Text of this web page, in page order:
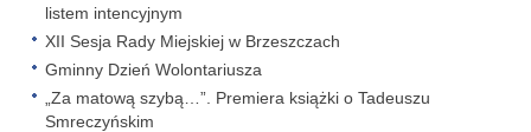
listem intencyjnym
XII Sesja Rady Miejskiej w Brzeszczach
Gminny Dzień Wolontariusza
„Za matową szybą…”. Premiera książki o Tadeuszu
Smreczyńskim